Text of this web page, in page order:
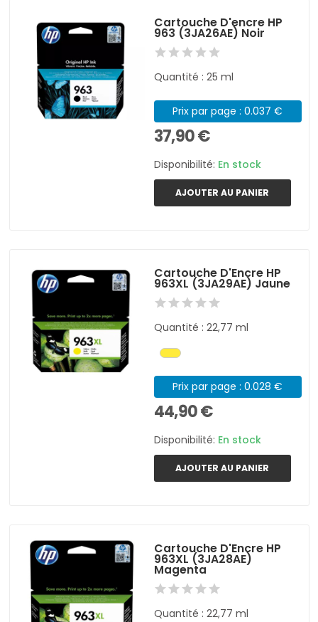
Cartouche D'encre HP
963 (3JA26AE) Noir
Quantité : 25 ml
Prix par page : 0.037 €
37,90 €
Disponibilité: En stock
AJOUTER AU PANIER
Cartouche D'Encre HP
963XL (3JA29AE) Jaune
Quantité : 22,77 ml
Prix par page : 0.028 €
44,90 €
Disponibilité: En stock
AJOUTER AU PANIER
Cartouche D'Encre HP
963XL (3JA28AE)
Magenta
Quantité : 22,77 ml